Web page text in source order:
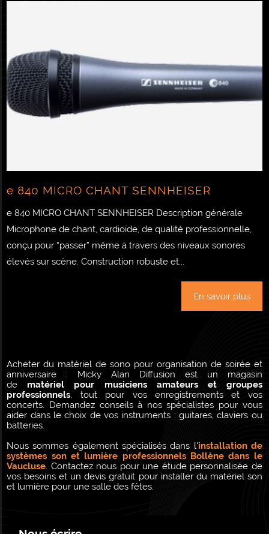
e 840 MICRO CHANT SENNHEISER
e 840 MICRO CHANT SENNHEISER Description générale
Microphone de chant, cardioïde, de qualité professionnelle,
conçu pour “passer” même à travers des niveaux sonores
élevés sur scène. Construction robuste et...
En savoir plus
Acheter du matériel de sono pour organisation de soirée et
anniversaire : Micky Alan Diffusion est un magasin
de matériel pour musiciens amateurs et groupes
professionnels , tout pour vos enregistrements et vos
concerts. Demandez conseils à nos spécialistes pour vous
aider dans le choix de vos instruments : guitares, claviers ou
batteries.
Nous sommes également spécialisés dans l'installation de
systèmes son et lumière professionnels Bollène dans le
Vaucluse . Contactez nous pour une étude personnalisée de
vos besoins et un devis gratuit pour installer du matériel son
et lumière pour une salle des fêtes.